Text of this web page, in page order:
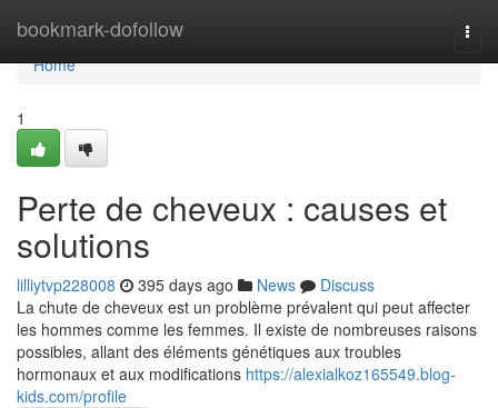
bookmark-dofollow
Home
Home
1
Perte de cheveux : causes et
solutions
lilliytvp228008 395 days ago News
Discuss
La chute de cheveux est un problème prévalent qui peut affecter
les hommes comme les femmes. Il existe de nombreuses raisons
possibles, allant des éléments génétiques aux troubles
hormonaux et aux modifications https://alexialkoz165549.blog-
kids.com/profile